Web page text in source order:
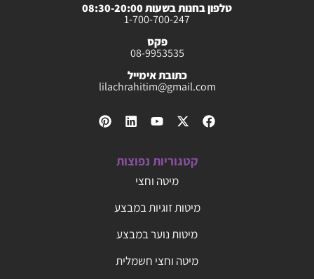
טלפון בחנות בשעות 08:30-20:00
1-700-700-247
פקס
08-9953535
כתובת אימייל
lilachrahitim@gmail.com
קטגוריות נפוצות
מיטה וחצי
מיטות זוגיות במבצע
מיטות נוער במבצע
מיטה וחצי חשמלית